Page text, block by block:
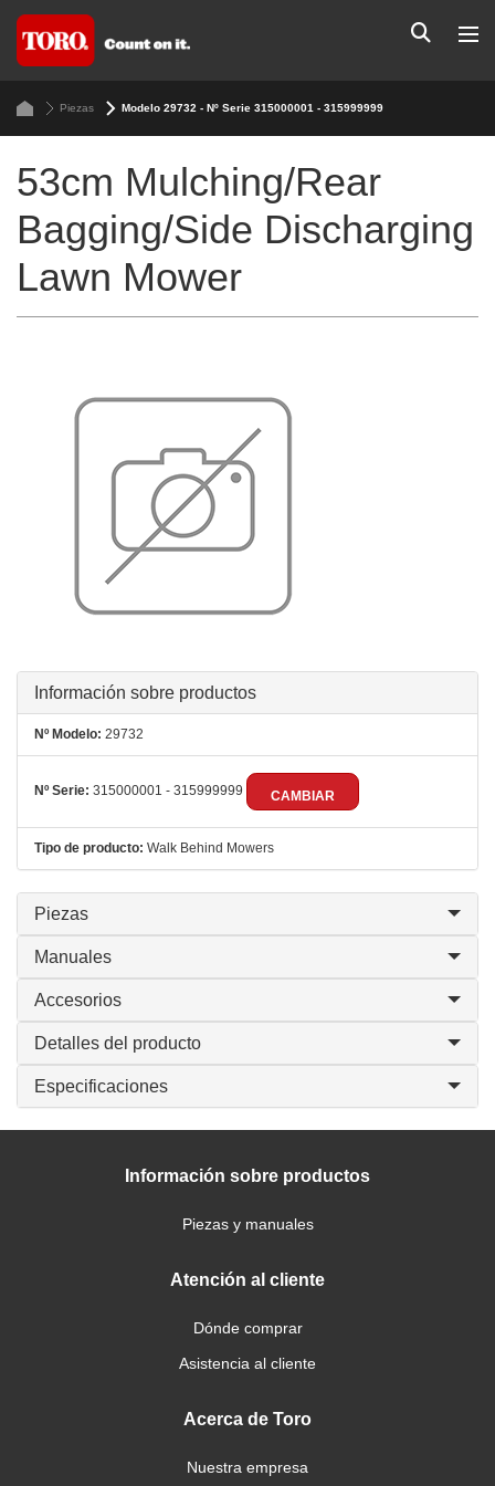
Piezas Modelo 29732 - Nº Serie 315000001 - 315999999
53cm Mulching/Rear
Bagging/Side Discharging
Lawn Mower
Información sobre productos
Nº Modelo: 29732
Nº Serie: 315000001 - 315999999 CAMBIAR
Tipo de producto: Walk Behind Mowers
Piezas
Manuales
Accesorios
Detalles del producto
Especificaciones
Información sobre productos
Piezas y manuales
Atención al cliente
Dónde comprar
Asistencia al cliente
Acerca de Toro
Nuestra empresa